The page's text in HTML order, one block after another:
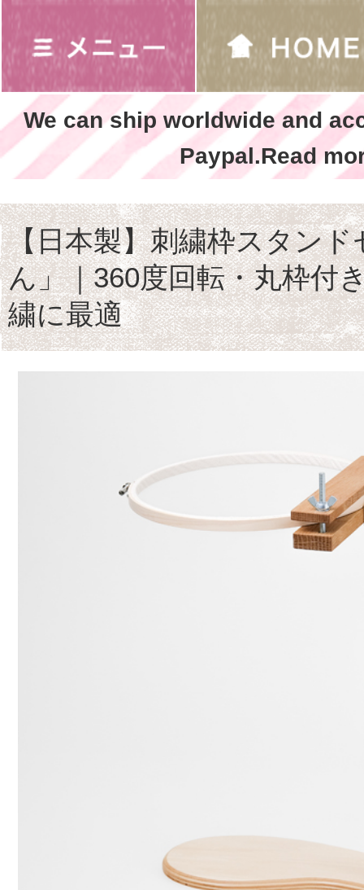
We can ship worldwide and
Paypal.Read
【日本製】刺繍枠スタン
ん」｜360度回転・丸枠付
繍に最適